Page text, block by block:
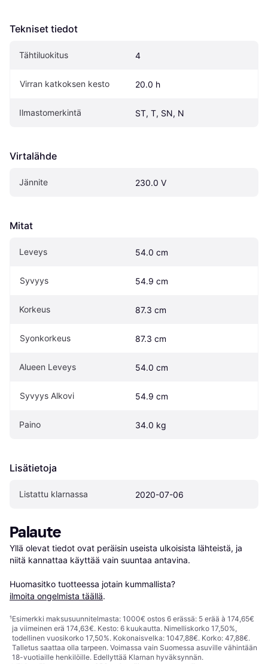
Tekniset tiedot
Tähtiluokitus 4
Virran katkoksen kesto 20.0 h
Ilmastomerkintä ST, T, SN, N
Virtalähde
Jännite 230.0 V
Mitat
Leveys 54.0 cm
Syvyys 54.9 cm
Korkeus 87.3 cm
Syonkorkeus 87.3 cm
Alueen Leveys 54.0 cm
Syvyys Alkovi 54.9 cm
Paino 34.0 kg
Lisätietoja
Listattu klarnassa 2020-07-06
Palaute
Yllä olevat tiedot ovat peräisin useista ulkoisista lähteistä, ja
niitä kannattaa käyttää vain suuntaa antavina.
Huomasitko tuotteessa jotain kummallista?
ilmoita ongelmista täällä.
¹Esimerkki maksusuunnitelmasta: 1000€ ostos 6 erässä: 5 erää à 174,65€
ja viimeinen erä 174,63€. Kesto: 6 kuukautta. Nimelliskorko 17,50%,
todellinen vuosikorko 17,50%. Kokonaisvelka: 1047,88€. Korko: 47,88€.
Talletus saattaa olla tarpeen. Voimassa vain Suomessa asuville vähintään
18-vuotiaille henkilöille. Edellyttää Klarnan hyväksynnän.